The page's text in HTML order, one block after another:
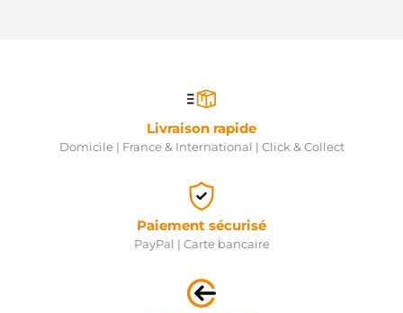
Livraison rapide
Domicile | France & International | Click & Collect
Paiement sécurisé
PayPal | Carte bancaire